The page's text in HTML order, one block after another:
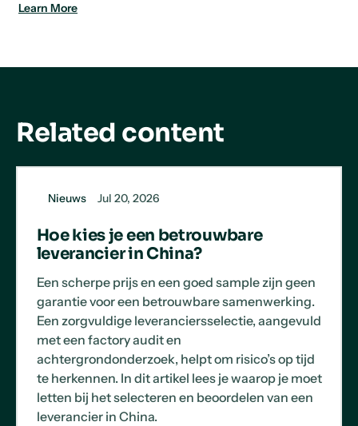
Learn More
Related content
Nieuws Jul 20, 2026
Hoe kies je een betrouwbare
leverancier in China?
Een scherpe prijs en een goed sample zijn geen
garantie voor een betrouwbare samenwerking.
Een zorgvuldige leveranciersselectie, aangevuld
met een factory audit en
achtergrondonderzoek, helpt om risico’s op tijd
te herkennen. In dit artikel lees je waarop je moet
letten bij het selecteren en beoordelen van een
leverancier in China.